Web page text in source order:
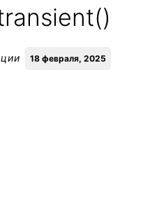
18 февраля, 2025